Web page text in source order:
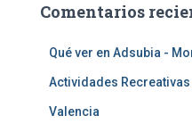
Comentarios
Qué ver en Adsubia -
Actividades Recreativas
Valencia